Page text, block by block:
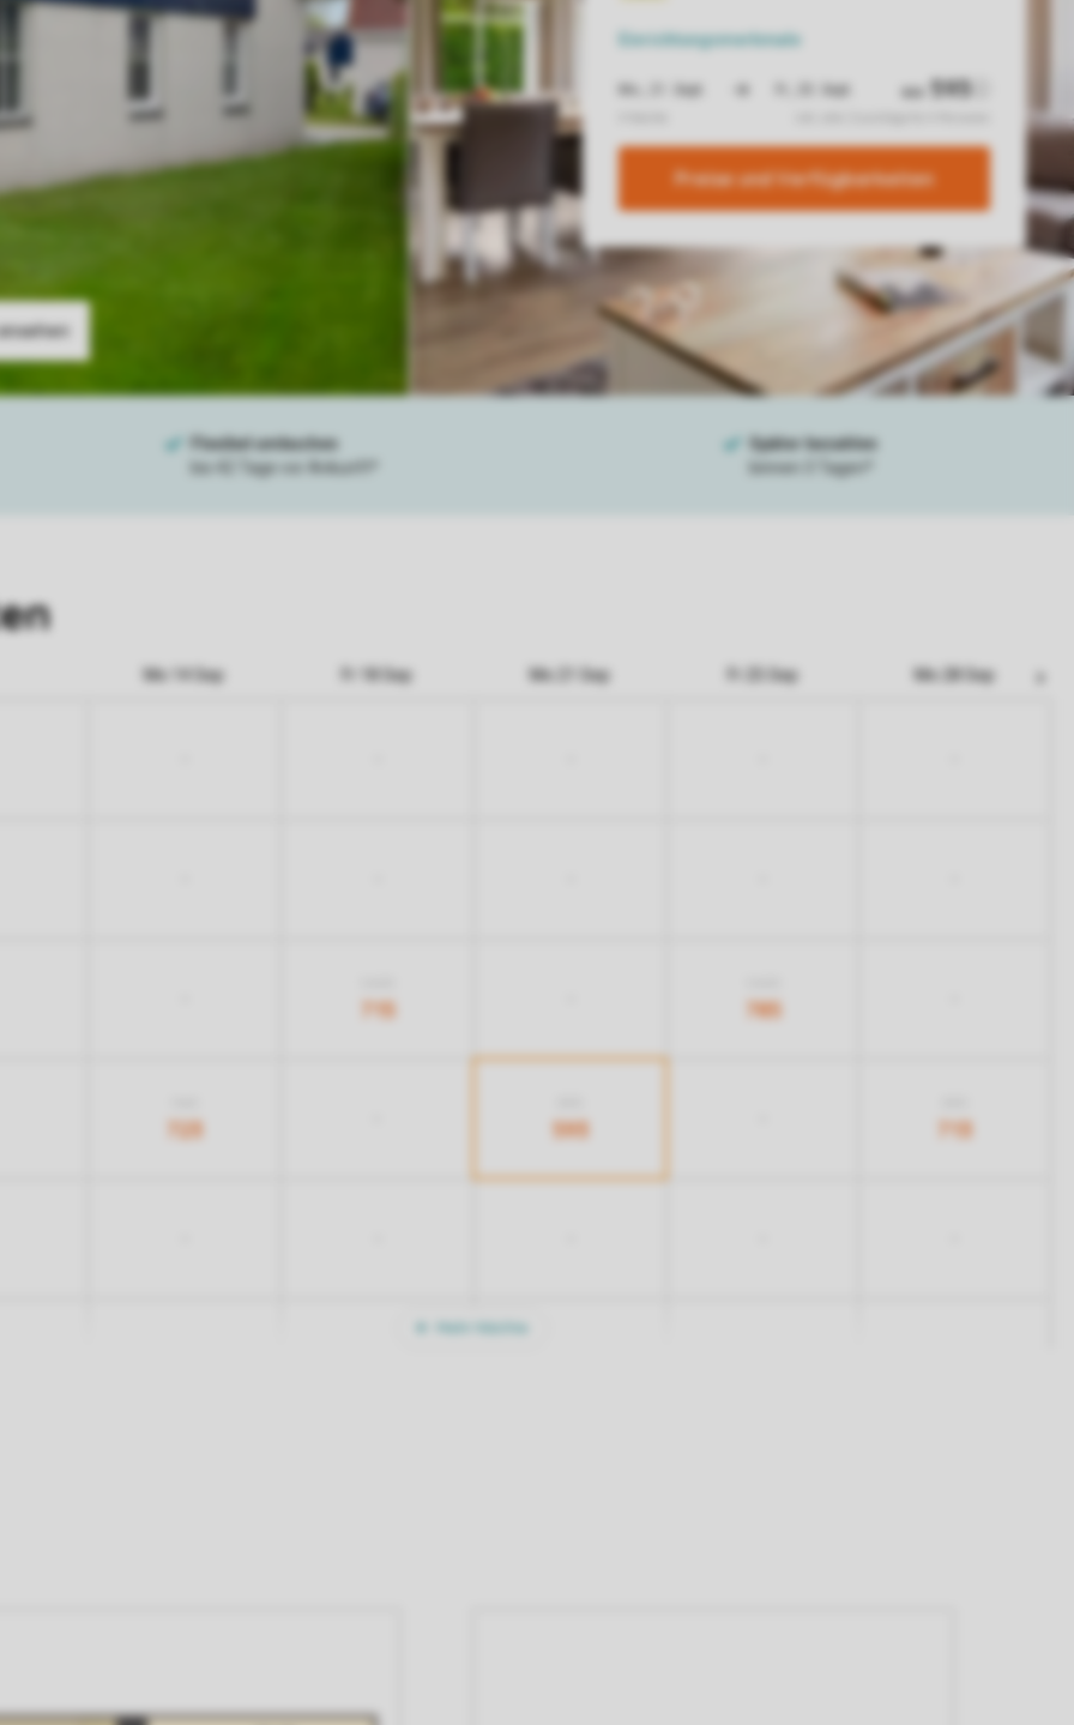
Einrichtungsmerkmale
Preise und Verfügbarkeiten
Mo 14 Sep Fr 18 Sep Mo 21 Sep Fr 25 Sep Mo 28 Sep
715 785
723 593 713